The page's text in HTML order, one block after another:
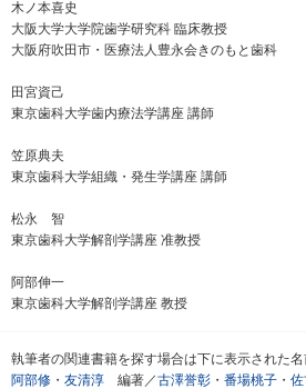
木ノ本喜史
大阪大学大学院歯学研究科 臨床教授
大阪府吹田市・医療法人豊永会きのもと歯科
田宮資己
東京歯科大学歯内療法学講座 講師
笠原典夫
東京歯科大学組織・発生学講座 講師
松永 智
東京歯科大学解剖学講座 准教授
阿部伸一
東京歯科大学解剖学講座 教授
執筆者の関連書籍を探す場合は下に表示された
阿部修 ・ 友清淳 編著／古澤誉彰 ・ 番場桃子 ・